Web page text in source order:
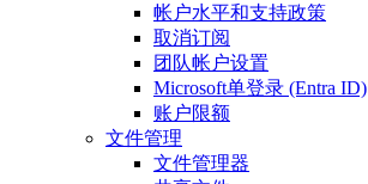
帐户水平和支持政策
取消订阅
团队帐户设置
Microsoft单登录 (Entra ID)
账户限额
文件管理
文件管理器